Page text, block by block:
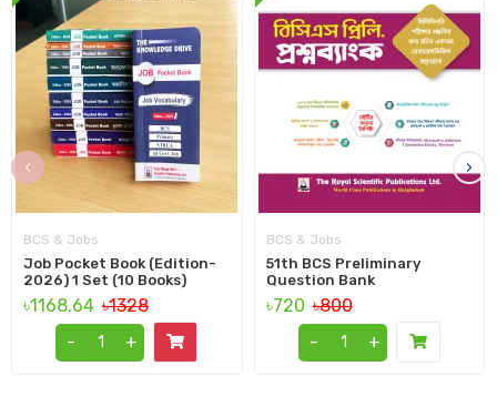
BCS & Jobs
Job Pocket Book (Edition-
2026) 1 Set (10 Books)
৳1168.64 ৳1328
-
+
BCS & Jobs
51th BCS Preliminary
Question Bank
৳720 ৳800
-
+
‹ ›